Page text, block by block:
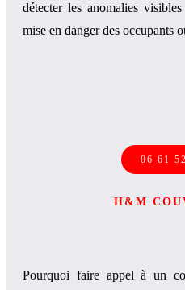
détecter les anomalies
mise en danger des occupants
06 61
H&M
Pourquoi faire appel à un